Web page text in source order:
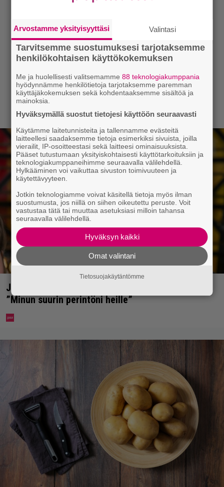
Jani Sievinen kokosi lapsikatraansa yhteen –
”Minun suurin perintöni heille”
Arvostamme yksityisyyttäsi Valintasi
Tarvitsemme suostumuksesi tarjotaksemme
henkilökohtaisen käyttökokemuksen
Me ja huolellisesti valitsemamme88 teknologiakumppania
hyödynnämme henkilötietoja tarjotaksemme paremman
käyttäjäkokemuksen sekä kohdentaaksemme sisältöä ja
mainoksia.
Hyväksymällä suostut tietojesi käyttöön seuraavasti
Käytämme laitetunnisteita ja tallennamme evästeitä
laitteellesi saadaksemme tietoja esimerkiksi sivuista, joilla
vierailit, IP-osoitteestasi sekä laitteesi ominaisuuksista.
Pääset tutustumaan yksityiskohtaisesti käyttötarkoituksiin ja
teknologiakumppaneihimme seuraavalla välilehdellä.
Hylkääminen voi vaikuttaa sivuston toimivuuteen ja
käytettävyyteen.
Jotkin teknologiamme voivat käsitellä tietoja myös ilman
suostumusta, jos niillä on siihen oikeutettu peruste. Voit
vastustaa tätä tai muuttaa asetuksiasi milloin tahansa
seuraavalla välilehdellä.
Hyväksyn kaikki
Omat valintani
Tietosuojakäytäntömme